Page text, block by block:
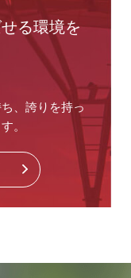
る環境を
、 誇りを持っ
。